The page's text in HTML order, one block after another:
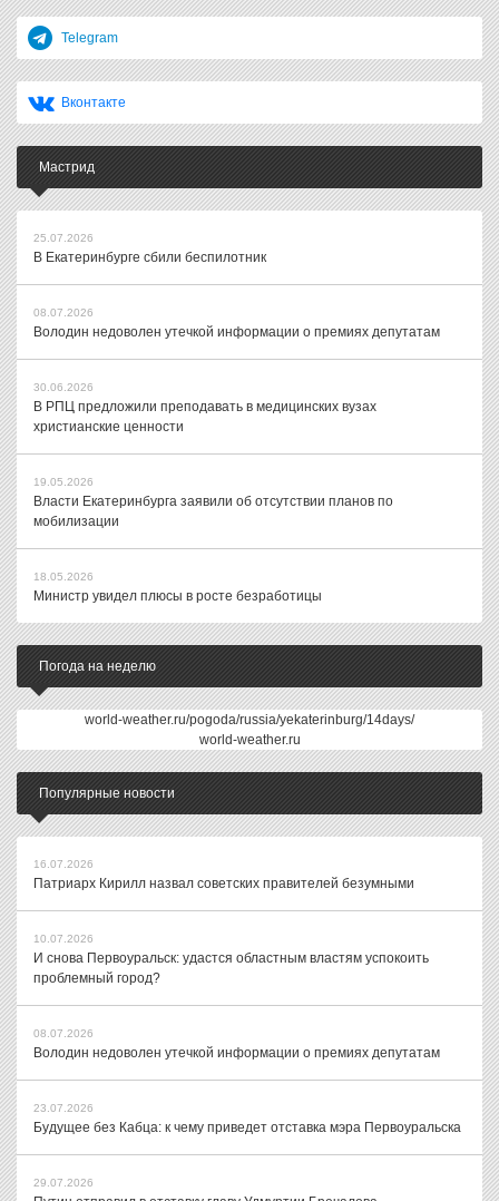
Telegram
Вконтакте
Мастрид
25.07.2026
В Екатеринбурге сбили беспилотник
08.07.2026
Володин недоволен утечкой информации о премиях депутатам
30.06.2026
В РПЦ предложили преподавать в медицинских вузах
христианские ценности
19.05.2026
Власти Екатеринбурга заявили об отсутствии планов по
мобилизации
18.05.2026
Министр увидел плюсы в росте безработицы
Погода на неделю
world-weather.ru/pogoda/russia/yekaterinburg/14days/
world-weather.ru
Популярные новости
16.07.2026
Патриарх Кирилл назвал советских правителей безумными
10.07.2026
И снова Первоуральск: удастся областным властям успокоить
проблемный город?
08.07.2026
Володин недоволен утечкой информации о премиях депутатам
23.07.2026
Будущее без Кабца: к чему приведет отставка мэра Первоуральска
29.07.2026